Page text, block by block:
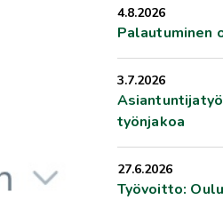
4.8.2026
Palautuminen
3.7.2026
työnjakoa
27.6.2026
Työvoitto: